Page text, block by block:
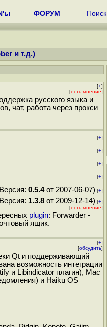
ФОРУМ Поиск
и т.д.)
[+]
[есть мнение]
русского языка и
чат, работа через прокси
[+]
[+]
[+]
[+]
0.5.4от 2007-06-07) [+]
1.3.8 от 2009-12-14) [+]
[есть мнение]
plugin: Forwarder -
ящик.
[+]
[обсудить]
Qt и поддерживающий
возможность интеграции
и Libindicator плагин), Mac
и Haiku OS